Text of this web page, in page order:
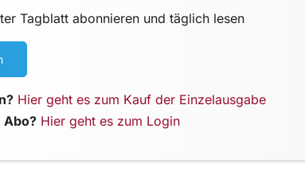
Tagblatt abonnieren und täglich lesen
Hier geht es zum Kauf der Einzelausgabe
Abo? Hier geht es zum Login